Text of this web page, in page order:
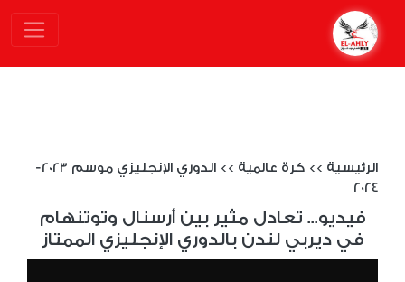
الرئيسية >> كرة عالمية >>
الدوري الإنجليزي موسم 2023-
2024
فيديو... تعادل مثير بين أرسنال وتوتنهام
في ديربي لندن بالدوري الإنجليزي الممتاز